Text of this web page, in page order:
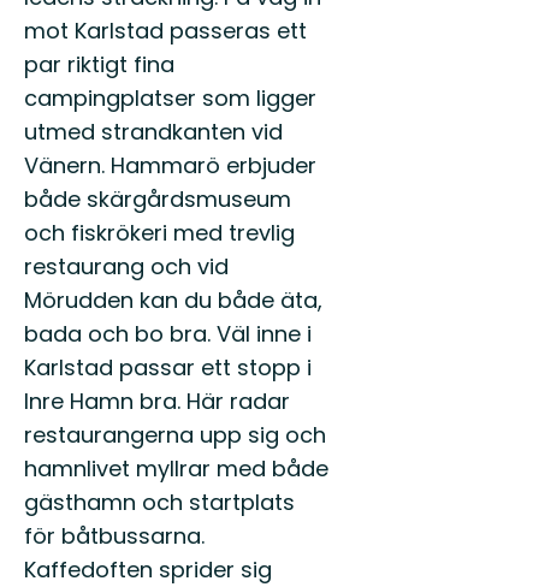
mot Karlstad passeras ett
par riktigt fina
campingplatser som ligger
utmed strandkanten vid
Vänern. Hammarö erbjuder
både skärgårdsmuseum
och fiskrökeri med trevlig
restaurang och vid
Mörudden kan du både äta,
bada och bo bra. Väl inne i
Karlstad passar ett stopp i
Inre Hamn bra. Här radar
restaurangerna upp sig och
hamnlivet myllrar med både
gästhamn och startplats
för båtbussarna.
Kaffedoften sprider sig